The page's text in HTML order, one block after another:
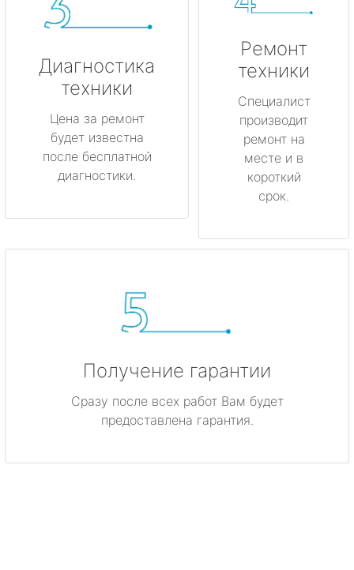
Диагностика
техники
Цена за ремонт
будет известна
после бесплатной
диагностики.
Ремонт
техники
Специалист
производит
ремонт на
месте и в
короткий
срок.
Получение гарантии
Сразу после всех работ Вам будет
предоставлена гарантия.